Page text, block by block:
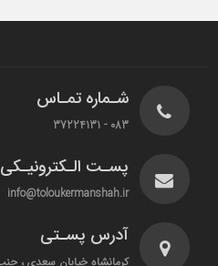
شـماره تمـاس
083 - 37224131
پسـت الـکترونیـکی
info@toloukermanshah.ir
آدرس پسـتی